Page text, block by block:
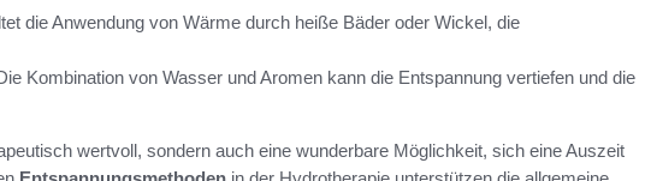
die Anwendung von Wärme durch heiße Bäder oder Wickel, die
Kombination von Wasser und Aromen kann die Entspannung vertiefen und die
wertvoll, sondern auch eine wunderbare Möglichkeit, sich eine Auszeit